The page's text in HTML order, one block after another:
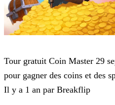
Tour gratuit Coin Master 29
pour gagner des coins et des
Il y a 1 an par Breakflip